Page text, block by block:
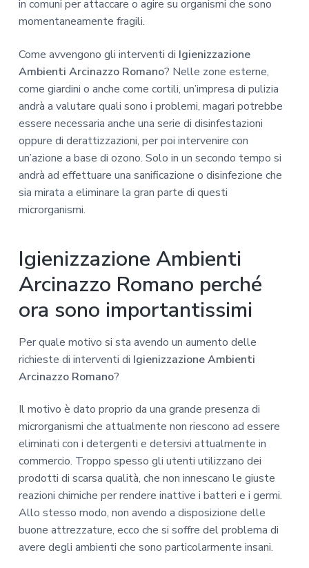
in comuni per attaccare o agire su organismi che sono
momentaneamente fragili.
Come avvengono gli interventi di Igienizzazione
Ambienti Arcinazzo Romano? Nelle zone esterne,
come giardini o anche come cortili, un’impresa di pulizia
andrà a valutare quali sono i problemi, magari potrebbe
essere necessaria anche una serie di disinfestazioni
oppure di derattizzazioni, per poi intervenire con
un’azione a base di ozono. Solo in un secondo tempo si
andrà ad effettuare una sanificazione o disinfezione che
sia mirata a eliminare la gran parte di questi
microrganismi.
Igienizzazione Ambienti
Arcinazzo Romano perché
ora sono importantissimi
Per quale motivo si sta avendo un aumento delle
richieste di interventi di Igienizzazione Ambienti
Arcinazzo Romano?
Il motivo è dato proprio da una grande presenza di
microrganismi che attualmente non riescono ad essere
eliminati con i detergenti e detersivi attualmente in
commercio. Troppo spesso gli utenti utilizzano dei
prodotti di scarsa qualità, che non innescano le giuste
reazioni chimiche per rendere inattive i batteri e i germi.
Allo stesso modo, non avendo a disposizione delle
buone attrezzature, ecco che si soffre del problema di
avere degli ambienti che sono particolarmente insani.